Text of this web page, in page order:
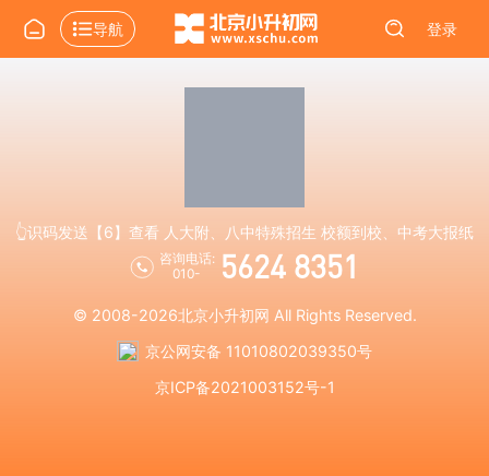
导航 登录
👆识码发送【6】查看 人大附、八中特殊招生 校额到校、中考大报纸
咨询电话:
010-
5624 8351
© 2008-2026北京小升初网 All Rights Reserved.
京公网安备 11010802039350号
京ICP备2021003152号-1